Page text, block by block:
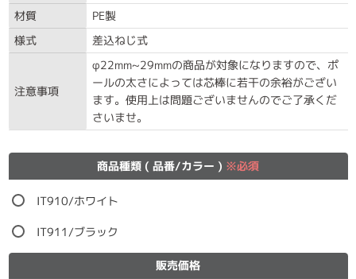
材質
PE製
様式
差込ねじ式
注意事項
φ22mm~29mmの商品が対象になりますので、ポ
ールの太さによっては芯棒に若干の余裕がござい
ます。使用上は問題ございませんのでご了承くだ
さいませ。
商品種類 ( 品番/カラー ) ※必須
IT910/ホワイト
IT911/ブラック
販売価格